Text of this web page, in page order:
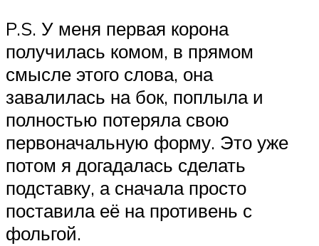
P.S. У меня первая корона
получилась комом, в прямом
смысле этого слова, она
завалилась на бок, поплыла и
полностью потеряла свою
первоначальную форму. Это уже
потом я догадалась сделать
подставку, а сначала просто
поставила её на противень с
фольгой.